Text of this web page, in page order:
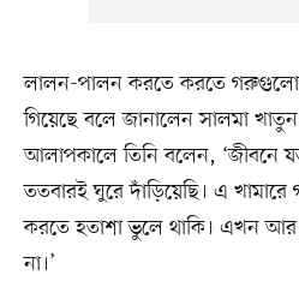
লালন-পালন করতে করতে গরুগুলোর
গিয়েছে বলে জানালেন সালমা
আলাপকালে তিনি বলেন, ‘জীবনে
ততবারই ঘুরে দাঁড়িয়েছি। এ
করতে হতাশা ভুলে থাকি। এখন
না।’